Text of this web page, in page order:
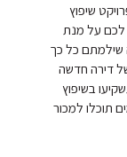
שיפוץ
לכם על מנת
שילמתם כל כך
דירה חדשה
בשיפוץ
תוכלו למכור